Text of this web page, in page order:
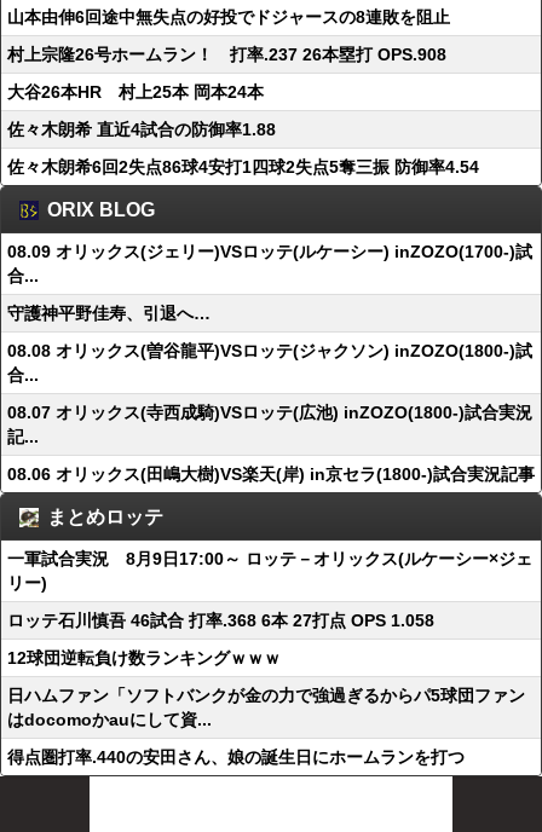
山本由伸6回途中無失点の好投でドジャースの8連敗を阻止
村上宗隆26号ホームラン！ 打率.237 26本塁打 OPS.908
大谷26本HR 村上25本 岡本24本
佐々木朗希 直近4試合の防御率1.88
佐々木朗希6回2失点86球4安打1四球2失点5奪三振 防御率4.54
ORIX BLOG
08.09 オリックス(ジェリー)VSロッテ(ルケーシー) inZOZO(1700-)試
合...
守護神平野佳寿、引退へ…
08.08 オリックス(曽谷龍平)VSロッテ(ジャクソン) inZOZO(1800-)試
合...
08.07 オリックス(寺西成騎)VSロッテ(広池) inZOZO(1800-)試合実況
記...
08.06 オリックス(田嶋大樹)VS楽天(岸) in京セラ(1800-)試合実況記事
まとめロッテ
一軍試合実況 8月9日17:00～ ロッテ－オリックス(ルケーシー×ジェ
リー)
ロッテ石川慎吾 46試合 打率.368 6本 27打点 OPS 1.058
12球団逆転負け数ランキングｗｗｗ
日ハムファン「ソフトバンクが金の力で強過ぎるからパ5球団ファン
はdocomoかauにして資...
得点圏打率.440の安田さん、娘の誕生日にホームランを打つ